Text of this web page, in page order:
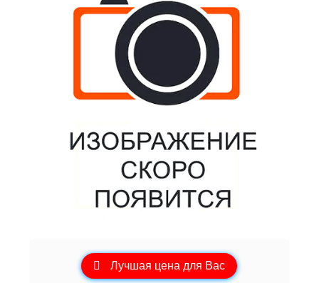
Лучшая цена для Вас